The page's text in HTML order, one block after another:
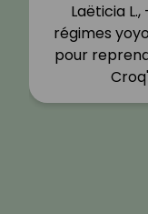
Laëticia
régimes
pour